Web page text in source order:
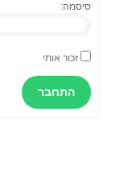
סיסמה:
זכור אותי
התחבר